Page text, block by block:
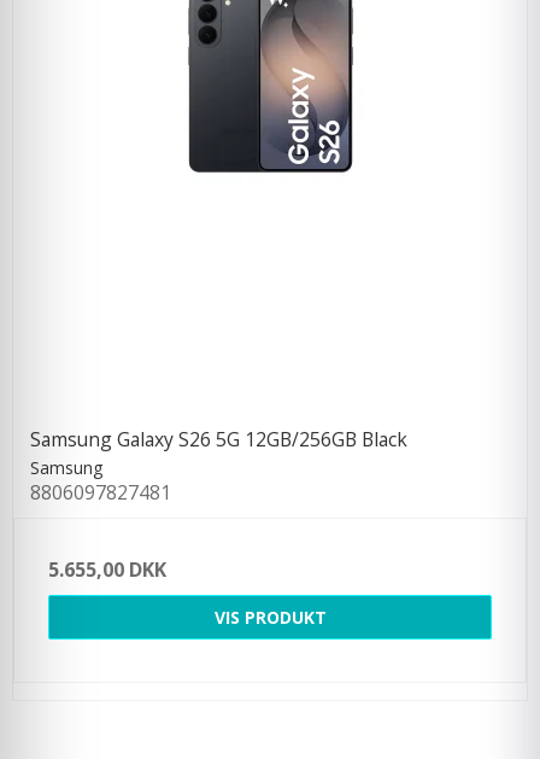
Samsung Galaxy S26 5G 12GB/256GB Black
Samsung
8806097827481
5.655,00 DKK
VIS PRODUKT